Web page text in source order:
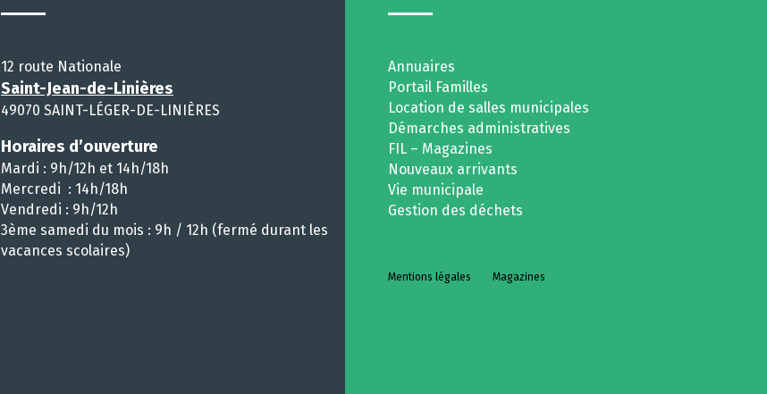
12 route Nationale
Saint-Jean-de-Linières
49070 SAINT-LÉGER-DE-LINIÈRES
Horaires d’ouverture
Mardi : 9h/12h et 14h/18h
Mercredi : 14h/18h
Vendredi : 9h/12h
3ème samedi du mois : 9h / 12h (fermé durant les
vacances scolaires)
Annuaires
Portail Familles
Location de salles municipales
Démarches administratives
FIL – Magazines
Nouveaux arrivants
Vie municipale
Gestion des déchets
Mentions légales Magazines